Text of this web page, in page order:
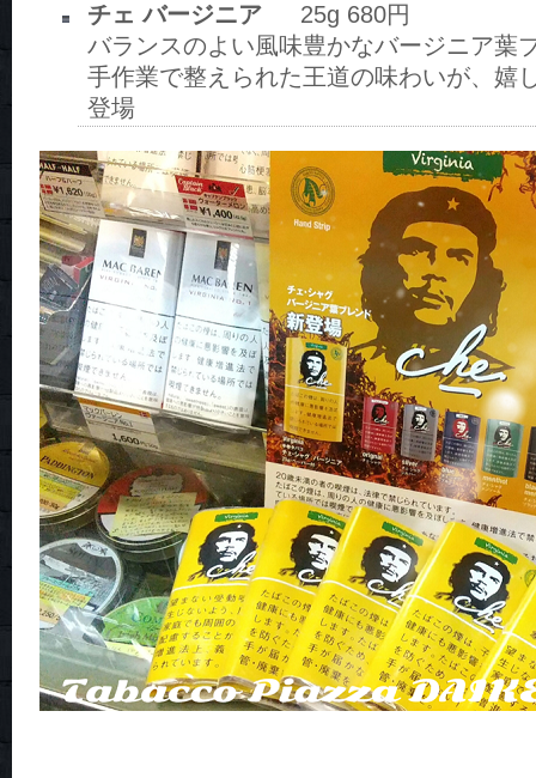
チェ バージニア 25g 680円
バランスのよい風味豊かなバージニア葉
手作業で整えられた王道の味わいが、嬉
登場